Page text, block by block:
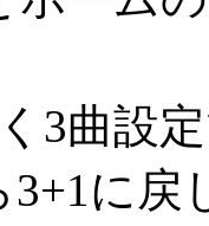
3曲設
3+1に